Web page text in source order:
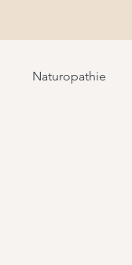
Naturopathie